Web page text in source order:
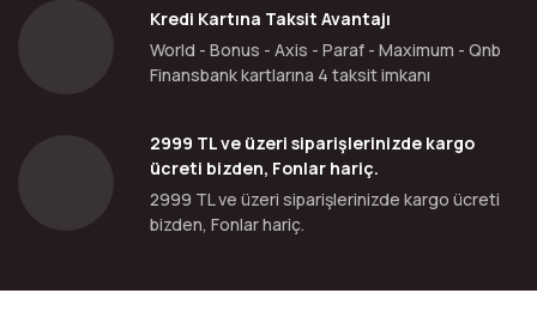
Kredi Kartına Taksit Avantajı
World - Bonus - Axis - Paraf - Maximum - Qnb
Finansbank kartlarına 4 taksit imkanı
2999 TL ve üzeri siparişlerinizde kargo
ücreti bizden, Fonlar hariç.
2999 TL ve üzeri siparişlerinizde kargo ücreti
bizden, Fonlar hariç.